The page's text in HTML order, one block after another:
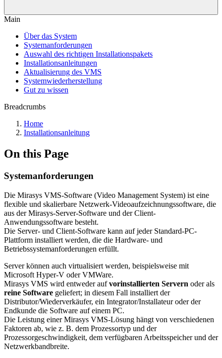
Main
Über das System
Systemanforderungen
Auswahl des richtigen Installationspakets
Installationsanleitungen
Aktualisierung des VMS
Systemwiederherstellung
Gut zu wissen
Breadcrumbs
Home
Installationsanleitung
On this Page
Systemanforderungen
Die Mirasys VMS-Software (Video Management System) ist eine
flexible und skalierbare Netzwerk-Videoaufzeichnungssoftware, die
aus der Mirasys-Server-Software und der Client-
Anwendungssoftware besteht.
Die Server- und Client-Software kann auf jeder Standard-PC-
Plattform installiert werden, die die Hardware- und
Betriebssystemanforderungen erfüllt.
Server können auch virtualisiert werden, beispielsweise mit
Microsoft Hyper-V oder VMWare.
Mirasys VMS wird entweder aufvorinstallierten Servern oder als
reine Software geliefert; in diesem Fall installiert der
Distributor/Wiederverkäufer, ein Integrator/Installateur oder der
Endkunde die Software auf einem PC.
Die Leistung einer Mirasys VMS-Lösung hängt von verschiedenen
Faktoren ab, wie z. B. dem Prozessortyp und der
Prozessorgeschwindigkeit, dem verfügbaren Arbeitsspeicher und der
Netzwerkbandbreite.